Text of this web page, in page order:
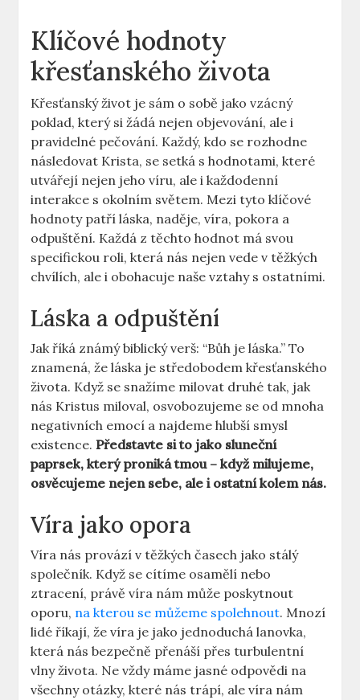
Klíčové hodnoty
křesťanského života
Křesťanský život je sám o sobě jako vzácný
poklad, který si žádá nejen objevování, ale i
pravidelné pečování. Každý, kdo se rozhodne
následovat Krista, se setká s hodnotami, které
utvářejí nejen jeho víru, ale i každodenní
interakce s okolním světem. Mezi tyto klíčové
hodnoty patří láska, naděje, víra, pokora a
odpuštění. Každá z těchto hodnot má svou
specifickou roli, která nás nejen vede v těžkých
chvílích, ale i obohacuje naše vztahy s ostatními.
Láska a odpuštění
Jak říká známý biblický verš: “Bůh je láska.” To
znamená, že láska je středobodem křesťanského
života. Když se snažíme milovat druhé tak, jak
nás Kristus miloval, osvobozujeme se od mnoha
negativních emocí a najdeme hlubší smysl
existence.Představte si to jako sluneční
paprsek, který proniká tmou – když milujeme,
osvěcujeme nejen sebe, ale i ostatní kolem nás.
Víra jako opora
Víra nás provází v těžkých časech jako stálý
společník. Když se cítíme osamělí nebo
ztracení, právě víra nám může poskytnout
oporu, na kterou se můžeme spolehnout. Mnozí
lidé říkají, že víra je jako jednoduchá lanovka,
která nás bezpečně přenáší přes turbulentní
vlny života. Ne vždy máme jasné odpovědi na
všechny otázky, které nás trápí, ale víra nám